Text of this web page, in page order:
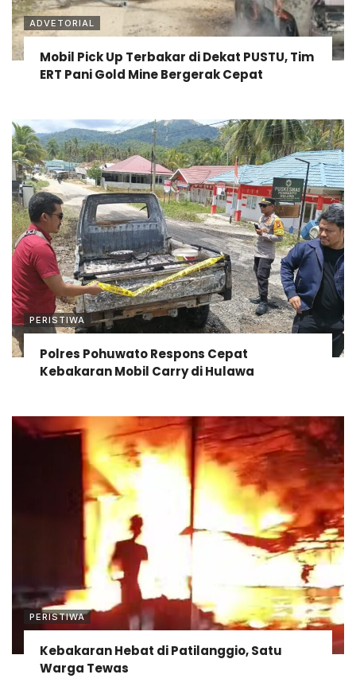
ADVETORIAL
Mobil Pick Up Terbakar di Dekat PUSTU, Tim
ERT Pani Gold Mine Bergerak Cepat
PERISTIWA
Polres Pohuwato Respons Cepat
Kebakaran Mobil Carry di Hulawa
PERISTIWA
Kebakaran Hebat di Patilanggio, Satu
Warga Tewas